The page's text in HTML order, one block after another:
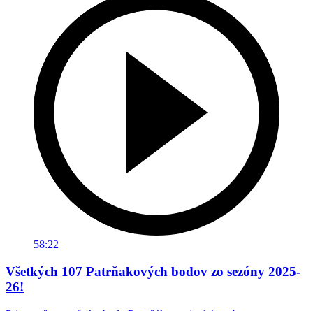
58:22
Všetkých 107 Patrňakových bodov zo sezóny 2025-
26!